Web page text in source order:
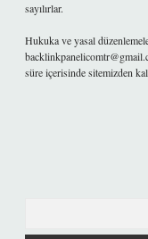
sayılırlar.
Hukuka ve yasal
süre içerisinde sitemizden